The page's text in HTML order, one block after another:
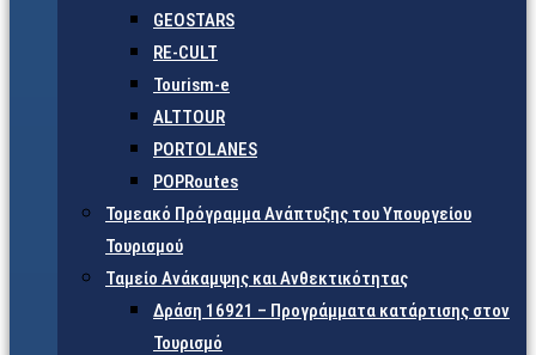
GEOSTARS
RE-CULT
Tourism-e
ALTTOUR
PORTOLANES
POPRoutes
Τομεακό Πρόγραμμα Ανάπτυξης του Υπουργείου
Τουρισμού
Ταμείο Ανάκαμψης και Ανθεκτικότητας
Δράση 16921 – Προγράμματα κατάρτισης στον
Τουρισμό